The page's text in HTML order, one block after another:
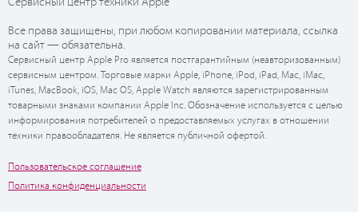
Все права защищены, при любом копировании материала, ссылка
на сайт — обязательна.
Сервисный центр Apple Pro является постгарантийным (неавторизованным)
сервисным центром. Торговые марки Apple, iPhone, iPod, iPad, Mac, iMac,
iTunes, MacBook, iOS, Mac OS, Apple Watch являются зарегистрированным
товарными знаками компании Apple Inc. Обозначение используется с целью
информирования потребителей о предоставляемых услугах в отношении
техники правообладателя. Не является публичной офертой.
Пользовательское соглашение
Политика конфиденциальности